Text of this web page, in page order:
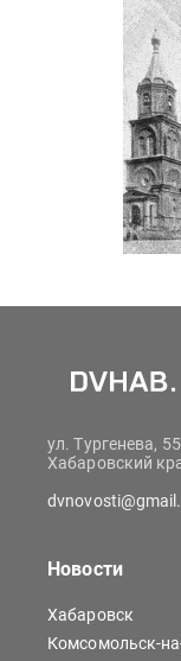
ул. Тургенева,
Хабаровский
Новости
Хабаровск
Комсомольск-